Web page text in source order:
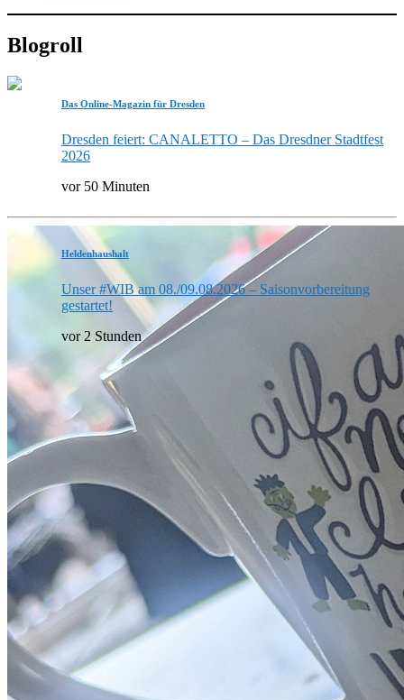
Blogroll
Das Online-Magazin für Dresden
Dresden feiert: CANALETTO – Das Dresdner Stadtfest
2026
vor 50 Minuten
Heldenhaushalt
Unser #WIB am 08./09.08.2026 – Saisonvorbereitung
gestartet!
vor 2 Stunden